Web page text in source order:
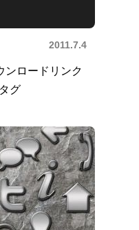
2011.7.4
ンロードリンク
グ